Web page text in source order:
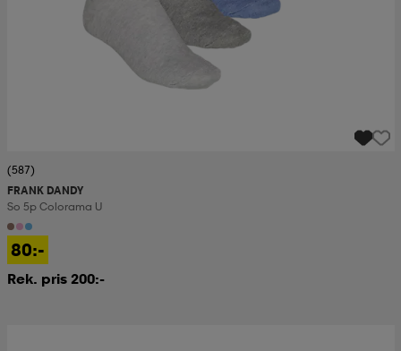
(587)
FRANK DANDY
So 5p Colorama U
80:-
Rek. pris 200:-